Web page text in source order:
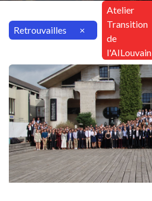
Retrouvailles ×
Atelier
Transition
de
l'AILouvain